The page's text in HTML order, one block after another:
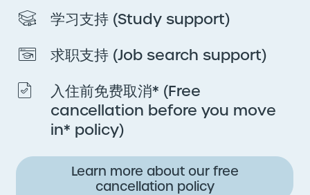
学习支持 (Study support)
求职支持 (Job search support)
入住前免费取消* (Free
cancellation before you move
in* policy)
Learn more about our free
cancellation policy